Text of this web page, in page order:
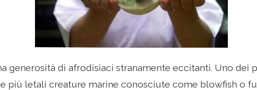
generosità di afrodisiaci stranamente eccitanti. Uno dei
più letali creature marine conosciute come blowfish o